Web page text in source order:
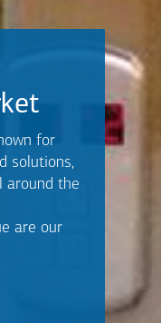
for
solutions,
around the
are our